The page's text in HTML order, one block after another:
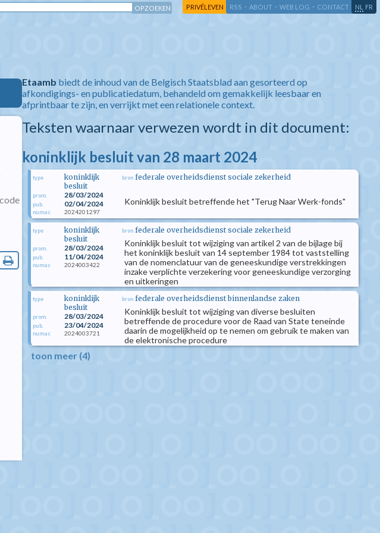
PRIVÉLEVEN RSS - ABOUT - WEB LOG - CONTACT NL FR
Etaamb biedt de inhoud van de Belgisch Staatsblad aan gesorteerd op
afkondigings- en publicatiedatum, behandeld om gemakkelijk leesbaar en
afprintbaar te zijn, en verrijkt met een relationele context.
Teksten waarnaar verwezen wordt in dit document:
koninklijk besluit van 28 maart 2024
type
koninklijk
besluit
prom. 28/03/2024
pub. 02/04/2024
numac 2024201297
bron federale overheidsdienst sociale zekerheid
Koninklijk besluit betreffende het "Terug Naar Werk-fonds"
type
koninklijk
besluit
prom. 28/03/2024
pub. 11/04/2024
numac 2024003422
bron federale overheidsdienst sociale zekerheid
Koninklijk besluit tot wijziging van artikel 2 van de bijlage bij
het koninklijk besluit van 14 september 1984 tot vaststelling
van de nomenclatuur van de geneeskundige verstrekkingen
inzake verplichte verzekering voor geneeskundige verzorging
en uitkeringen
type
koninklijk
besluit
prom. 28/03/2024
pub. 23/04/2024
numac 2024003721
bron federale overheidsdienst binnenlandse zaken
Koninklijk besluit tot wijziging van diverse besluiten
betreffende de procedure voor de Raad van State teneinde
daarin de mogelijkheid op te nemen om gebruik te maken van
de elektronische procedure
toon meer (4)